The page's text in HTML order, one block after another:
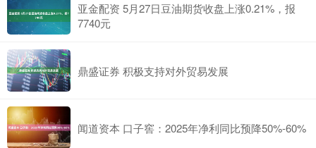
亚金配资 5月27日豆油期货收盘上涨0.21%，报
7740元
鼎盛证券 积极支持对外贸易发展
闻道资本 口子窖：2025年净利同比预降50%-60%